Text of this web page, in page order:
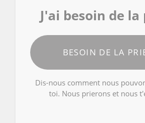
J'ai besoin de
BESOIN DE LA
Dis-nous comment nous
toi. Nous prierons et nous